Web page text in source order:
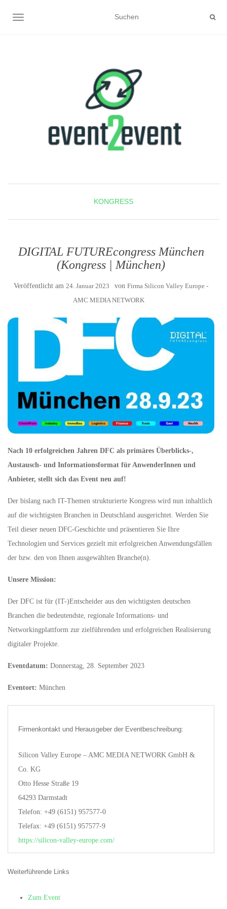
NAVIGATION UMSCHALTEN
KONGRESS
DIGITAL FUTUREcongress München
(Kongress | München)
Veröffentlicht am 24. Januar 2023 von Firma Silicon Valley Europe -
AMC MEDIA NETWORK
Nach 10 erfolgreichen Jahren DFC als primäres Überblicks-,
Austausch- und Informationsformat für AnwenderInnen und
Anbieter, stellt sich das Event neu auf!
Der bislang nach IT-Themen strukturierte Kongress wird nun inhaltlich
auf die wichtigsten Branchen in Deutschland ausgerichtet. Werden Sie
Teil dieser neuen DFC-Geschichte und präsentieren Sie Ihre
Technologien und Services gezielt mit erfolgreichen Anwendungsfällen
der bzw. den von Ihnen ausgewählten Branche(n).
Unsere Mission:
Der DFC ist für (IT-)Entscheider aus den wichtigsten deutschen
Branchen die bedeutendste, regionale Informations- und
Networkingplattform zur zielführenden und erfolgreichen Realisierung
digitaler Projekte.
Eventdatum: Donnerstag, 28. September 2023
Eventort: München
Firmenkontakt und Herausgeber der Eventbeschreibung:
Silicon Valley Europe – AMC MEDIA NETWORK GmbH &
Co. KG
Otto Hesse Straße 19
64293 Darmstadt
Telefon: +49 (6151) 957577-0
Telefax: +49 (6151) 957577-9
https://silicon-valley-europe.com/
Weiterführende Links
Zum Event